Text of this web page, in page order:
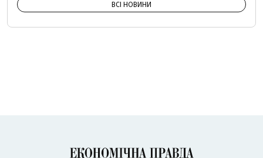
ВСІ НОВИНИ